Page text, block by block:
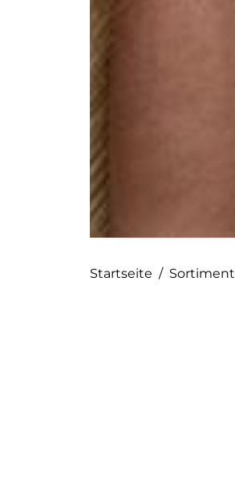
Startseite / Sortiment